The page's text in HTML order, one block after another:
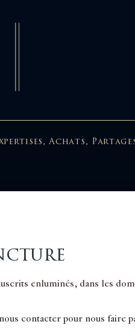
Achats,
enluminés, dans les
contacter pour nous faire